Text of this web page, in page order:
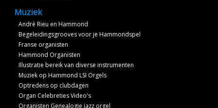
Muziek
André Rieu en Hammond
Begeleidingsgrooves voor je Hammondspel
Franse organisten
Hammond Organisten
Illustratie bereik van diverse instrumenten
Muziek op Hammond LSI Orgels
Optredens op clubdagen
Organ Celebreties Video's
Organisten Genealogie jazz orgel